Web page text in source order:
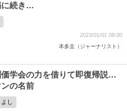
に続き…
2023/01/01 08:00
本多圭（ジャーナリスト）
学会の力を借りて即復帰説…
の名前
し